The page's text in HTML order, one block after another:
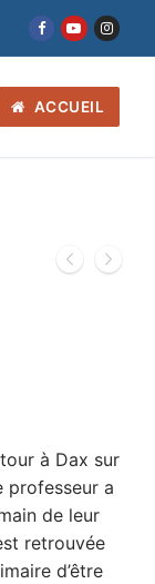
ACCUEIL
à Dax sur
professeur a
de leur
retrouvée
d’être